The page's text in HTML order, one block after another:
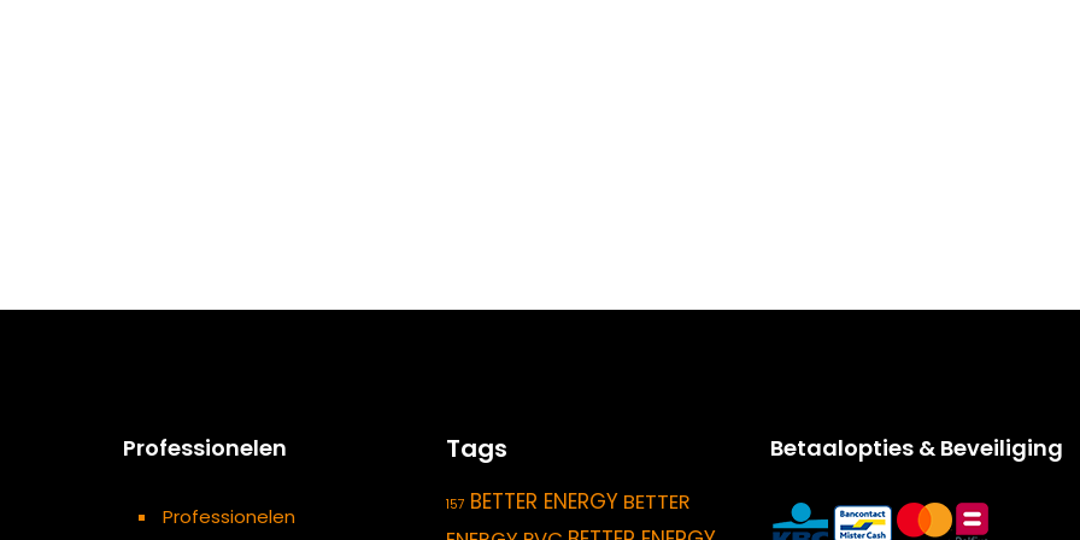
Professionelen
Professionelen
Tags
157 BETTER ENERGY BETTER
Betaalopties & Beveiliging